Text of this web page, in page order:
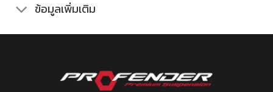
ข้อมูลเพิ่มเติม